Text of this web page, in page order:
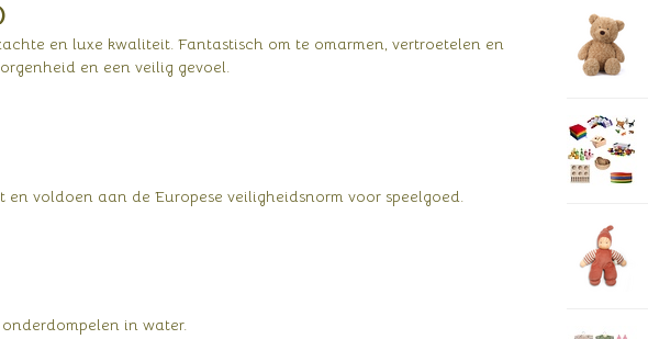
en luxe kwaliteit. Fantastisch om te omarmen, vertroetelen en
en een veilig gevoel.
en voldoen aan de Europese veiligheidsnorm voor speelgoed.
in water.